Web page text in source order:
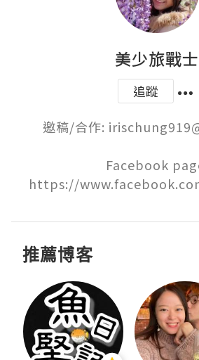
美少旅戰士
追蹤
邀稿/合作:
Facebook
https://
推薦博客